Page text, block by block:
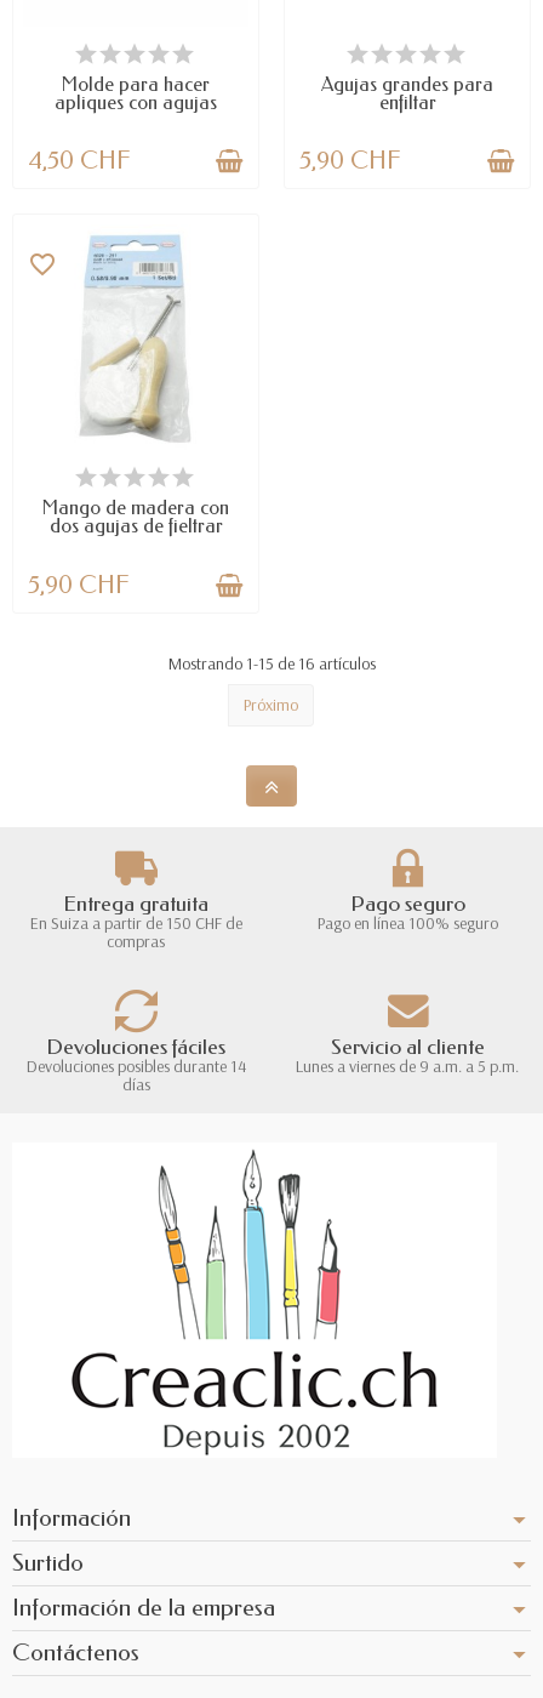
DISPONIBLE
Molde para hacer
apliques con agujas
4,50 CHF
DISPONIBLE
Agujas grandes para
enfiltar
5,90 CHF
DISPONIBLE
favorite_border
Mango de madera con
dos agujas de fieltrar
5,90 CHF
Mostrando 1-15 de 16 artículos
Próximo
Entrega gratuita
En Suiza a partir de 150 CHF de
compras
Pago seguro
Pago en línea 100% seguro
Devoluciones fáciles
Devoluciones posibles durante 14
días
Servicio al cliente
Lunes a viernes de 9 a.m. a 5 p.m.
Información
Surtido
Información de la empresa
Contáctenos